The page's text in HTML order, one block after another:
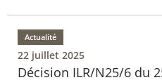
Décision ILR/N25/6 du
Actualité
22 juillet 2025